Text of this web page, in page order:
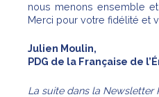
nous menons ensemble
Merci pour votre fidélité et
Julien Moulin,
PDG de la Française de
La suite dans la Newsletter